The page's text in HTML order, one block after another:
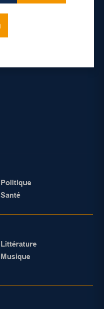
Politique
Santé
Littérature
Musique